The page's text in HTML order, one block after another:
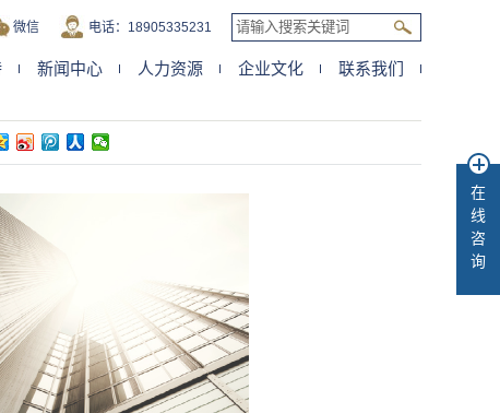
电话：18905335231
微信
新闻中心 人力资源 企业文化 联系我们
在
线
咨
询